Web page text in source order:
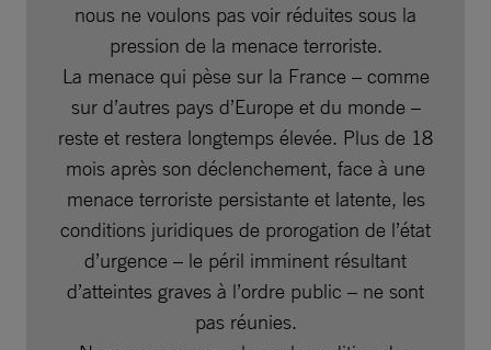
nous ne voulons pas voir réduites sous la
pression de la menace terroriste.
La menace qui pèse sur la France – comme
sur d’autres pays d’Europe et du monde –
reste et restera longtemps élevée. Plus de 18
mois après son déclenchement, face à une
menace terroriste persistante et latente, les
conditions juridiques de prorogation de l’état
d’urgence – le péril imminent résultant
d’atteintes graves à l’ordre public – ne sont
pas réunies.